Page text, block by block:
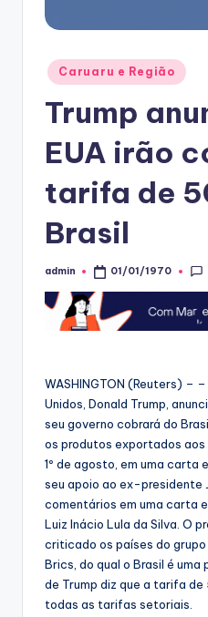
Posted
in
Caruaru e Região
Trump
EUA irão
tarifa de
Brasil
Posted
admin 01/01/1970
WASHINGTON (Reuters) –
Unidos, Donald Trump,
seu governo cobrará do
os produtos exportados
1º de agosto, em uma carta
seu apoio ao ex-presidente
comentários em uma carta
Luiz Inácio Lula da Silva. O
criticado os países do
Brics, do qual o Brasil é
de Trump diz que a tarifa de
todas as tarifas setoriais.